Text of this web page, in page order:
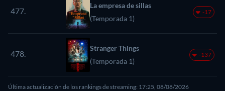
477.
La empresa de sillas
(Temporada 1)
-17
478.
Stranger Things
(Temporada 1)
-137
Última actualización de los rankings de streaming: 17:25, 08/08/2026